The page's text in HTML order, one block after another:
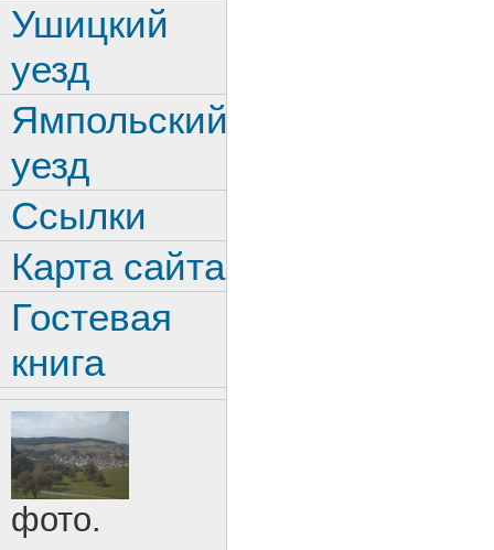
Ушицкий
уезд
Ямпольский
уезд
Ссылки
Карта сайта
Гостевая
книга
фото.